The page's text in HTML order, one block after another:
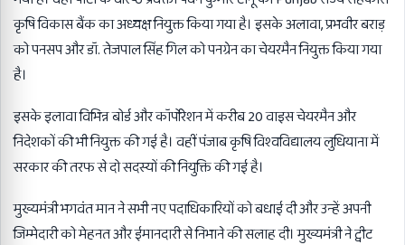
कृषि विकास बैंक का अध्यक्ष नियुक्त किया गया है। इसके अलावा, प्रभवीर बराड़
को पनसप और डॉ. तेजपाल सिंह गिल को पनग्रेन का चेयरमैन नियुक्त किया गया
है।
इसके इलावा विभिन्न बोर्ड और कॉर्पोरेशन में करीब 20 वाइस चेयरमैन और
निदेशकों की भी नियुक्त की गई है। वहीं पंजाब कृषि विश्वविद्यालय लुधियाना में
सरकार की तरफ से दो सदस्यों की नियुक्ति की गई है।
मुख्यमंत्री भगवंत मान ने सभी नए पदाधिकारियों को बधाई दी और उन्हें अपनी
जिम्मेदारी को मेहनत और ईमानदारी से निभाने की सलाह दी। मुख्यमंत्री ने ट्वीट